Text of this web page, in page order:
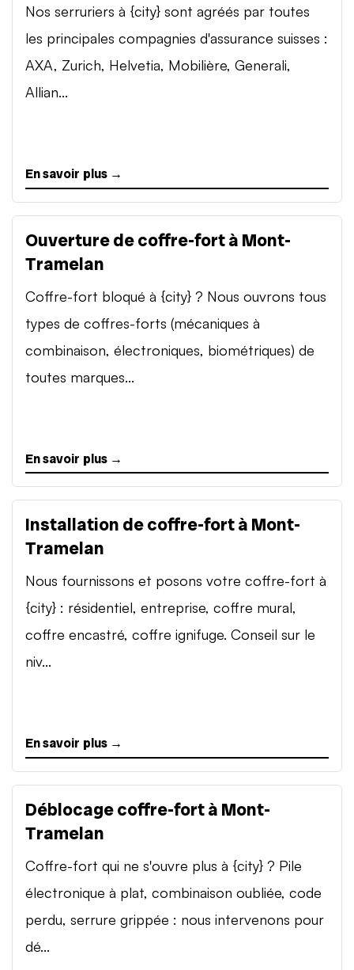
Nos serruriers à {city} sont agréés par toutes
les principales compagnies d'assurance suisses :
AXA, Zurich, Helvetia, Mobilière, Generali,
Allian...
En savoir plus →
Ouverture de coffre-fort à Mont-
Tramelan
Coffre-fort bloqué à {city} ? Nous ouvrons tous
types de coffres-forts (mécaniques à
combinaison, électroniques, biométriques) de
toutes marques...
En savoir plus →
Installation de coffre-fort à Mont-
Tramelan
Nous fournissons et posons votre coffre-fort à
{city} : résidentiel, entreprise, coffre mural,
coffre encastré, coffre ignifuge. Conseil sur le
niv...
En savoir plus →
Déblocage coffre-fort à Mont-
Tramelan
Coffre-fort qui ne s'ouvre plus à {city} ? Pile
électronique à plat, combinaison oubliée, code
perdu, serrure grippée : nous intervenons pour
dé...